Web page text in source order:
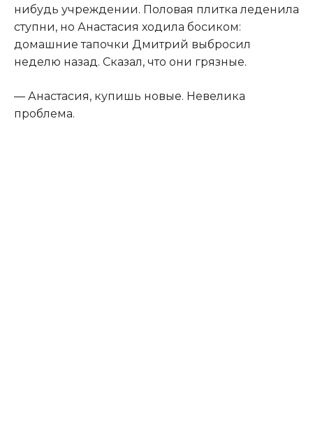
нибудь учреждении. Половая плитка леденила
ступни, но Анастасия ходила босиком:
домашние тапочки Дмитрий выбросил
неделю назад. Сказал, что они грязные.
— Анастасия, купишь новые. Невелика
проблема.